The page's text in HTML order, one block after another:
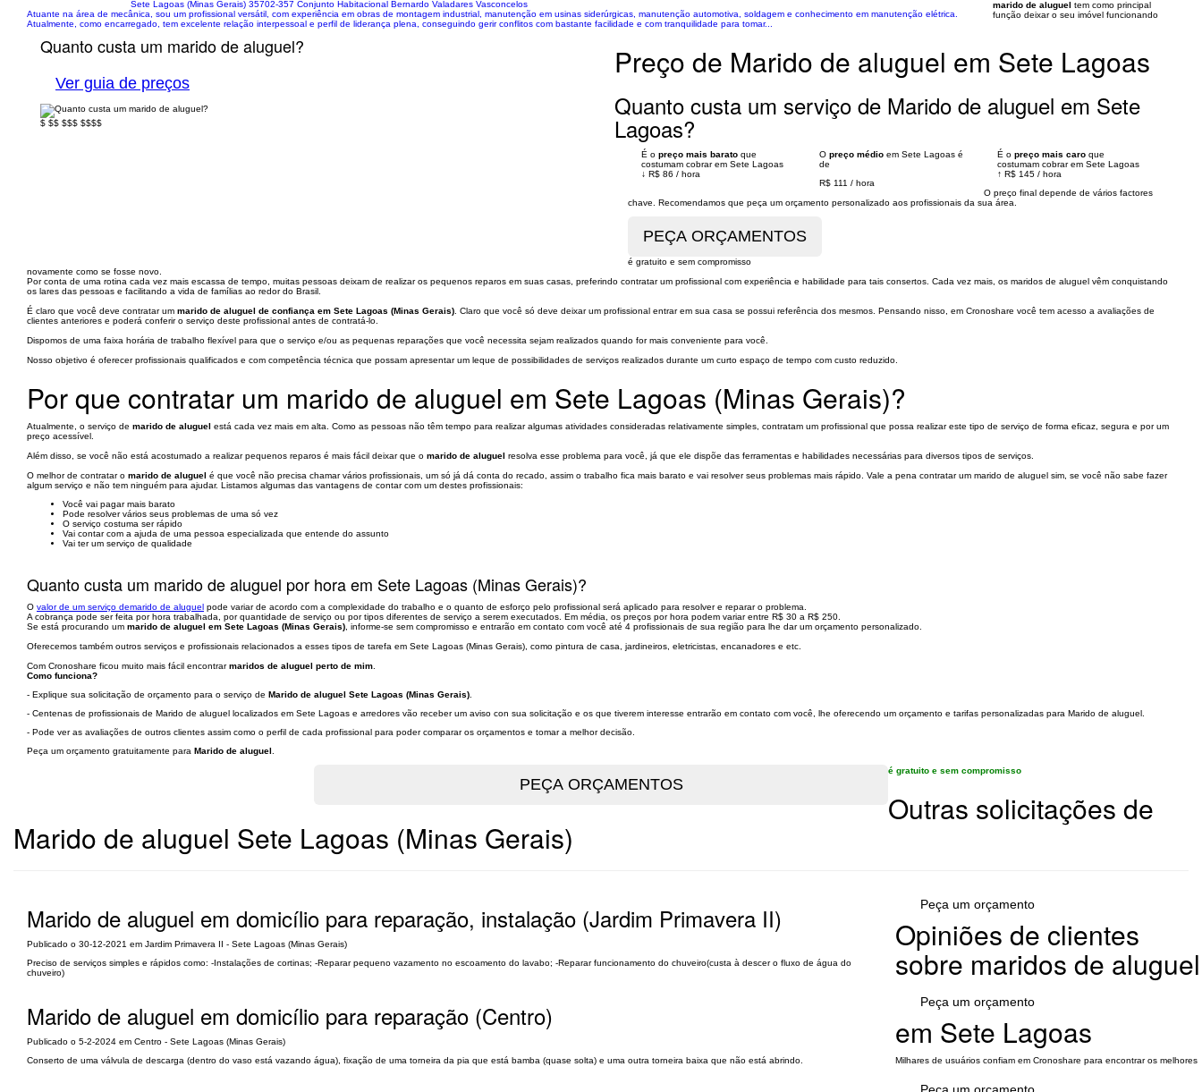
Sete Lagoas (Minas Gerais) 35702-357 Conjunto Habitacional Bernardo Valadares Vasconcelos
Atuante na área de mecânica, sou um profissional versátil, com experiência em obras de montagem industrial, manutenção em usinas siderúrgicas, manutenção automotiva, soldagem e conhecimento em manutenção elétrica.
Atualmente, como encarregado, tem excelente relação interpessoal e perfil de liderança plena, conseguindo gerir conflitos com bastante facilidade e com tranquilidade para tomar...
Quanto custa um marido de aluguel?
Ver guia de preços
$ $$ $$$ $$$$
Preço de Marido de aluguel em Sete Lagoas
Quanto custa um serviço de Marido de aluguel em Sete
Lagoas?
É o preço mais barato que
costumam cobrar em Sete Lagoas
↓ R$ 86 / hora
O preço médio em Sete Lagoas é
de
R$ 111 / hora
É o preço mais caro que
costumam cobrar em Sete Lagoas
↑ R$ 145 / hora
O preço final depende de vários factores
chave. Recomendamos que peça um orçamento personalizado aos profissionais da sua área.
é gratuito e sem compromisso
marido de aluguel tem como principal
função deixar o seu imóvel funcionando
novamente como se fosse novo.
Por conta de uma rotina cada vez mais escassa de tempo, muitas pessoas deixam de realizar os pequenos reparos em suas casas, preferindo contratar um profissional com experiência e habilidade para tais consertos. Cada vez mais, os maridos de aluguel vêm conquistando
os lares das pessoas e facilitando a vida de famílias ao redor do Brasil.
É claro que você deve contratar um marido de aluguel de confiança em Sete Lagoas (Minas Gerais) . Claro que você só deve deixar um profissional entrar em sua casa se possui referência dos mesmos. Pensando nisso, em Cronoshare você tem acesso a avaliações de
clientes anteriores e poderá conferir o serviço deste profissional antes de contratá-lo.
Dispomos de uma faixa horária de trabalho flexível para que o serviço e/ou as pequenas reparações que você necessita sejam realizados quando for mais conveniente para você.
Nosso objetivo é oferecer profissionais qualificados e com competência técnica que possam apresentar um leque de possibilidades de serviços realizados durante um curto espaço de tempo com custo reduzido.
Por que contratar um marido de aluguel em Sete Lagoas (Minas Gerais)?
Atualmente, o serviço de marido de aluguel está cada vez mais em alta. Como as pessoas não têm tempo para realizar algumas atividades consideradas relativamente simples, contratam um profissional que possa realizar este tipo de serviço de forma eficaz, segura e por um
preço acessível.
Além disso, se você não está acostumado a realizar pequenos reparos é mais fácil deixar que o marido de aluguel resolva esse problema para você, já que ele dispõe das ferramentas e habilidades necessárias para diversos tipos de serviços.
O melhor de contratar o marido de aluguel é que você não precisa chamar vários profissionais, um só já dá conta do recado, assim o trabalho fica mais barato e vai resolver seus problemas mais rápido. Vale a pena contratar um marido de aluguel sim, se você não sabe fazer
algum serviço e não tem ninguém para ajudar. Listamos algumas das vantagens de contar com um destes profissionais:
Você vai pagar mais barato
Pode resolver vários seus problemas de uma só vez
O serviço costuma ser rápido
Vai contar com a ajuda de uma pessoa especializada que entende do assunto
Vai ter um serviço de qualidade
Quanto custa um marido de aluguel por hora em Sete Lagoas (Minas Gerais)?
O valor de um serviço demarido de aluguel pode variar de acordo com a complexidade do trabalho e o quanto de esforço pelo profissional será aplicado para resolver e reparar o problema.
A cobrança pode ser feita por hora trabalhada, por quantidade de serviço ou por tipos diferentes de serviço a serem executados. Em média, os preços por hora podem variar entre R$ 30 a R$ 250.
Se está procurando um marido de aluguel em Sete Lagoas (Minas Gerais) , informe-se sem compromisso e entrarão em contato com você até 4 profissionais de sua região para lhe dar um orçamento personalizado.
Oferecemos também outros serviços e profissionais relacionados a esses tipos de tarefa em Sete Lagoas (Minas Gerais), como pintura de casa, jardineiros, eletricistas, encanadores e etc.
Com Cronoshare ficou muito mais fácil encontrarmaridos de aluguel perto de mim
Como funciona?
- Explique sua solicitação de orçamento para o serviço de Marido de aluguel Sete Lagoas (Minas Gerais)
- Centenas de profissionais de Marido de aluguel localizados em Sete Lagoas e arredores vão receber um aviso con sua solicitação e os que tiverem interesse entrarão em contato com você, lhe oferecendo um orçamento e tarifas personalizadas para Marido de aluguel.
- Pode ver as avaliações de outros clientes assim como o perfil de cada profissional para poder comparar os orçamentos e tomar a melhor decisão.
Peça um orçamento gratuitamente para Marido de aluguel
é gratuito e sem compromisso
Outras solicitações de
Marido de aluguel Sete Lagoas (Minas Gerais)
Marido de aluguel em domicílio para reparação, instalação (Jardim Primavera II)
Publicado o 30-12-2021 em Jardim Primavera II - Sete Lagoas (Minas Gerais)
Preciso de serviços simples e rápidos como: -Instalações de cortinas; -Reparar pequeno vazamento no escoamento do lavabo; -Reparar funcionamento do chuveiro(custa à descer o fluxo de água do
chuveiro)
Peça um orçamento
Marido de aluguel em domicílio para reparação (Centro)
Publicado o 5-2-2024 em Centro - Sete Lagoas (Minas Gerais)
Conserto de uma válvula de descarga (dentro do vaso está vazando água), fixação de uma torneira da pia que está bamba (quase solta) e uma outra torneira baixa que não está abrindo.
Peça um orçamento
Opiniões de clientes
sobre maridos de aluguel
em Sete Lagoas
Milhares de usuários confiam em Cronoshare para encontrar os melhores